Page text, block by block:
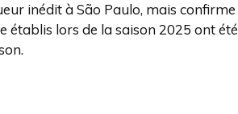
inédit à São Paulo, mais confirme
lors de la saison 2025 ont été